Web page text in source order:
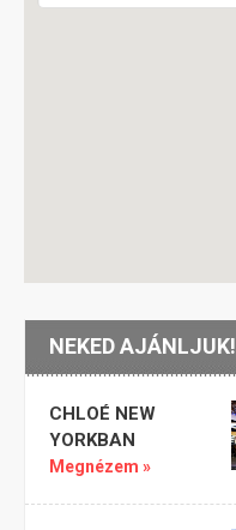
NEKED AJÁNLJUK!
CHLOÉ NEW
YORKBAN
Megnézem »